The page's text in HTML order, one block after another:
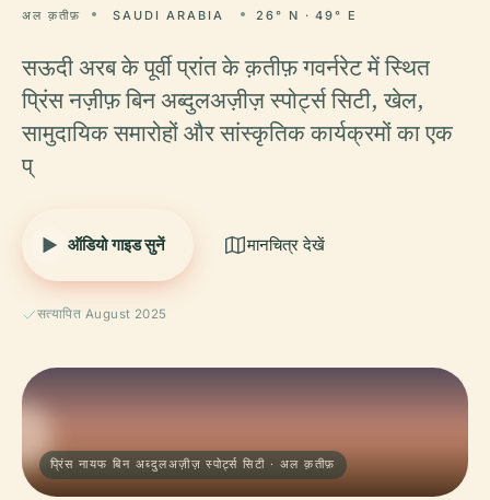
अल क़तीफ़ SAUDI ARABIA 26° N · 49° E
सऊदी अरब के पूर्वी प्रांत के क़तीफ़ गवर्नरेट में स्थित
प्रिंस नज़ीफ़ बिन अब्दुलअज़ीज़ स्पोर्ट्स सिटी, खेल,
सामुदायिक समारोहों और सांस्कृतिक कार्यक्रमों का एक
प्
ऑडियो गाइड सुनें मानचित्र देखें
सत्यापित August 2025
प्रिंस नायफ बिन अब्दुलअज़ीज़ स्पोर्ट्स सिटी · अल क़तीफ़